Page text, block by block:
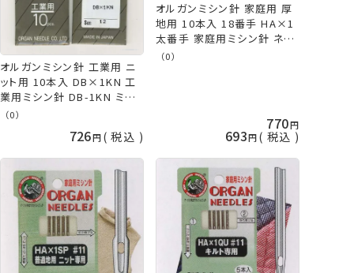
オルガンミシン針 工業用 ニ
ット用 10本入 DB×1KN 工
業用ミシン針 DB-1KN ミシ
ン針 オルガン ネコポス可 手
（0）
726 税込
オルガンミシン針 家庭用 厚
地用 10本入 18番手 HA×1
太番手 家庭用ミシン針 ネコ
ポス可 手芸の山久
（0）
770
693 税込